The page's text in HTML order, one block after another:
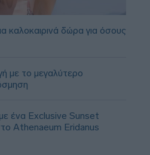
καλοκαιρινά δώρα για όσους
με το μεγαλύτερο
ένα Exclusive Sunset
Athenaeum Eridanus